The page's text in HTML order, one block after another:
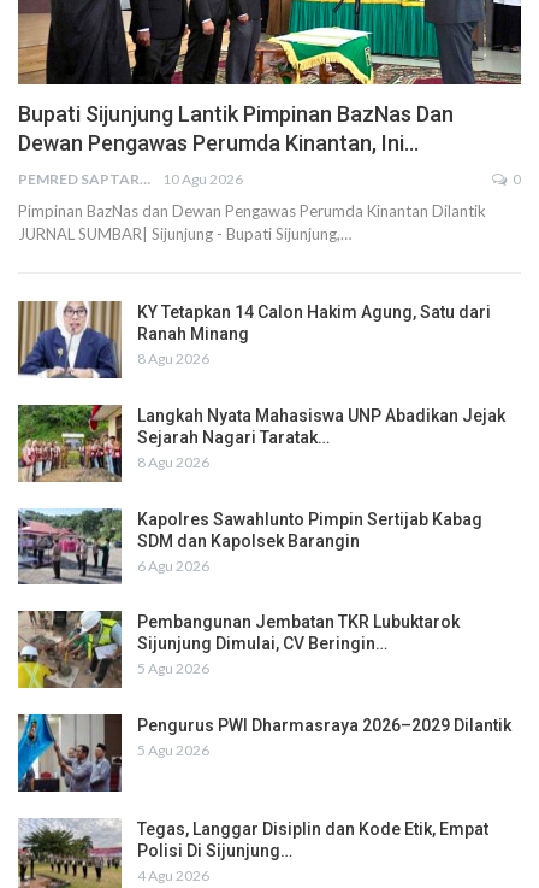
Bupati Sijunjung Lantik Pimpinan BazNas Dan
Dewan Pengawas Perumda Kinantan, Ini…
PEMRED SAPTARIUS 10 Agu 2026 0
Pimpinan BazNas dan Dewan Pengawas Perumda Kinantan Dilantik
JURNAL SUMBAR| Sijunjung - Bupati Sijunjung,…
KY Tetapkan 14 Calon Hakim Agung, Satu dari
Ranah Minang
8 Agu 2026
Langkah Nyata Mahasiswa UNP Abadikan Jejak
Sejarah Nagari Taratak…
8 Agu 2026
Kapolres Sawahlunto Pimpin Sertijab Kabag
SDM dan Kapolsek Barangin
6 Agu 2026
Pembangunan Jembatan TKR Lubuktarok
Sijunjung Dimulai, CV Beringin…
5 Agu 2026
Pengurus PWI Dharmasraya 2026–2029 Dilantik
5 Agu 2026
Tegas, Langgar Disiplin dan Kode Etik, Empat
Polisi Di Sijunjung…
4 Agu 2026